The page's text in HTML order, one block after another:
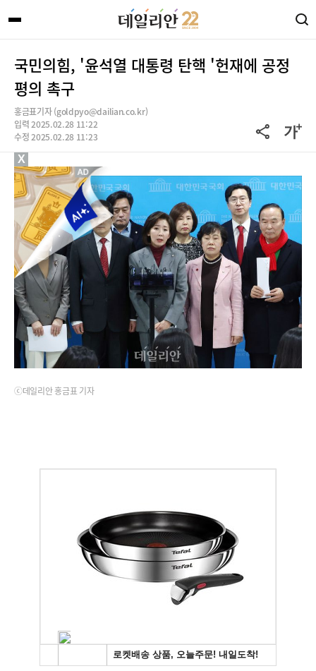
국민의힘, '윤석열 대통령 탄핵 '헌재에 공정
평의 촉구
홍금표기자 (goldpyo@dailian.co.kr)
입력 2025.02.28 11:22
수정 2025.02.28 11:23
ⓒ데일리안 홍금표 기자
X